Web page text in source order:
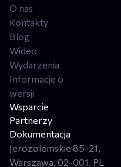
O nas
Kontakty
Blog
Wideo
Wydarzenia
Informacje o
wersji
Wsparcie
Partnerzy
Dokumentacja
Jerozolemskie 85-21,
Warszawa, 02-001, PL